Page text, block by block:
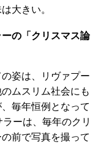
大きい。
の「クリスマス論
姿は、リヴァプー
ムスリム社会にも
毎年恒例となって
ラーは、毎年のクリ
前で写真を撮って